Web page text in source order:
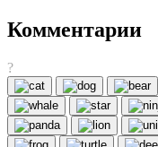
Комментарии
?